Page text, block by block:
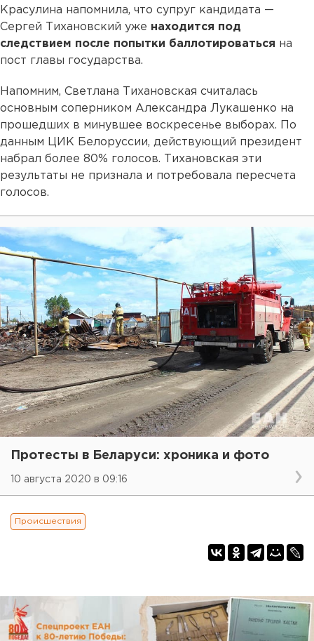
Красулина напомнила, что супруг кандидата —
Сергей Тихановский уже находится под
следствием после попытки баллотироваться на
пост главы государства.
Напомним, Светлана Тихановская считалась
основным соперником Александра Лукашенко на
прошедших в минувшее воскресенье выборах. По
данным ЦИК Белоруссии, действующий президент
набрал более 80% голосов. Тихановская эти
результаты не признала и потребовала пересчета
голосов.
Протесты в Беларуси: хроника и фото
10 августа 2020 в 09:16
Происшествия